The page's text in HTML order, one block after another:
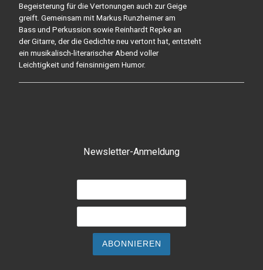
Begeisterung für die Vertonungen auch zur Geige
greift. Gemeinsam mit Markus Runzheimer am
Bass und Perkussion sowie Reinhardt Repke an
der Gitarre, der die Gedichte neu vertont hat, entsteht
ein musikalisch-literarischer Abend voller
Leichtigkeit und feinsinnigem Humor.
Newsletter-Anmeldung